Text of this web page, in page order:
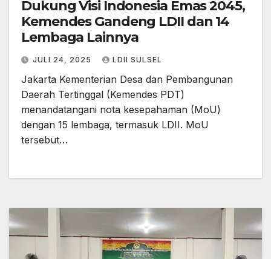
Dukung Visi Indonesia Emas 2045,
Kemendes Gandeng LDII dan 14
Lembaga Lainnya
JULI 24, 2025 LDII SULSEL
Jakarta Kementerian Desa dan Pembangunan
Daerah Tertinggal (Kemendes PDT)
menandatangani nota kesepahaman (MoU)
dengan 15 lembaga, termasuk LDII. MoU
tersebut…